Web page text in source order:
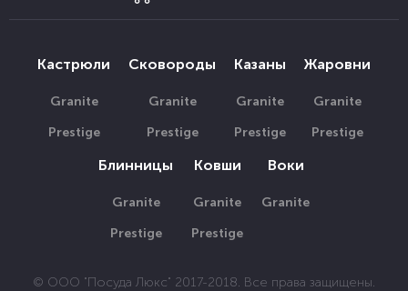
Кастрюли
Granite
Prestige
Сковороды
Granite
Prestige
Казаны
Granite
Prestige
Жаровни
Granite
Prestige
Блинницы
Granite
Prestige
Ковши
Granite
Prestige
Воки
Granite
© ООО "Посуда Люкс" 2017-2018. Все права защищены.